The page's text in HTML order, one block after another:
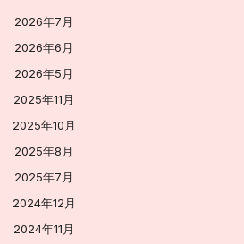
2026年7月
2026年6月
2026年5月
2025年11月
2025年10月
2025年8月
2025年7月
2024年12月
2024年11月